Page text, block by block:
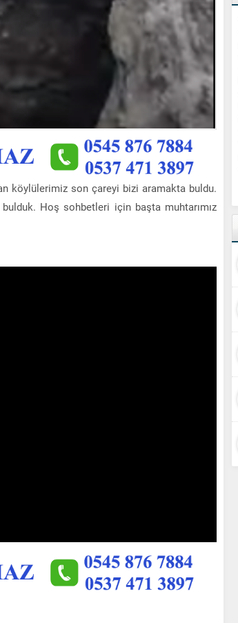
köylülerimiz son çareyi bizi aramakta buldu.
Hoş sohbetleri için başta muhtarımız